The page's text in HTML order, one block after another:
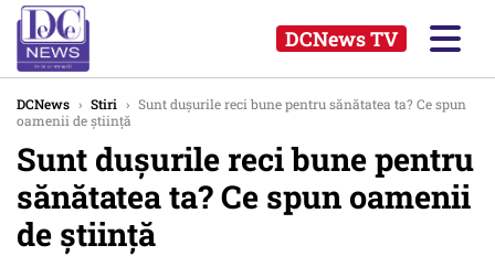
DCNews TV
DCNews › Stiri › Sunt dușurile reci bune pentru sănătatea ta? Ce spun
oamenii de știință
Sunt dușurile reci bune pentru
sănătatea ta? Ce spun oamenii
de știință